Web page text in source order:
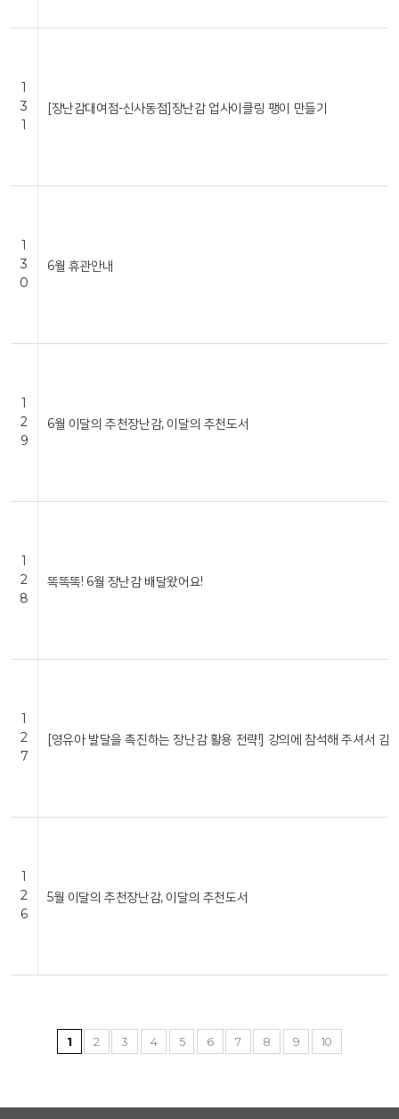
1
3
1
[장난감대여점-신사동점]장난감 업사이클링 팽이 만들기
1
3
0
6월 휴관안내
1
2
9
6월 이달의 추천장난감, 이달의 추천도서
1
2
8
똑똑똑! 6월 장난감 배달왔어요!
1
2
7
[영유아 발달을 촉진하는 장난감 활용 전략!] 강의에 참석해 주셔서 감
1
2
6
5월 이달의 추천장난감, 이달의 추천도서
1 2 3 4 5 6 7 8 9 10